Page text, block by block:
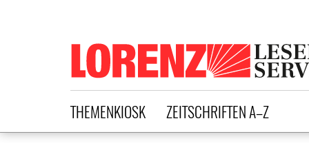
Lorenz Leserservice
THEMENKIOSK ZEITSCHRIFTEN A–Z